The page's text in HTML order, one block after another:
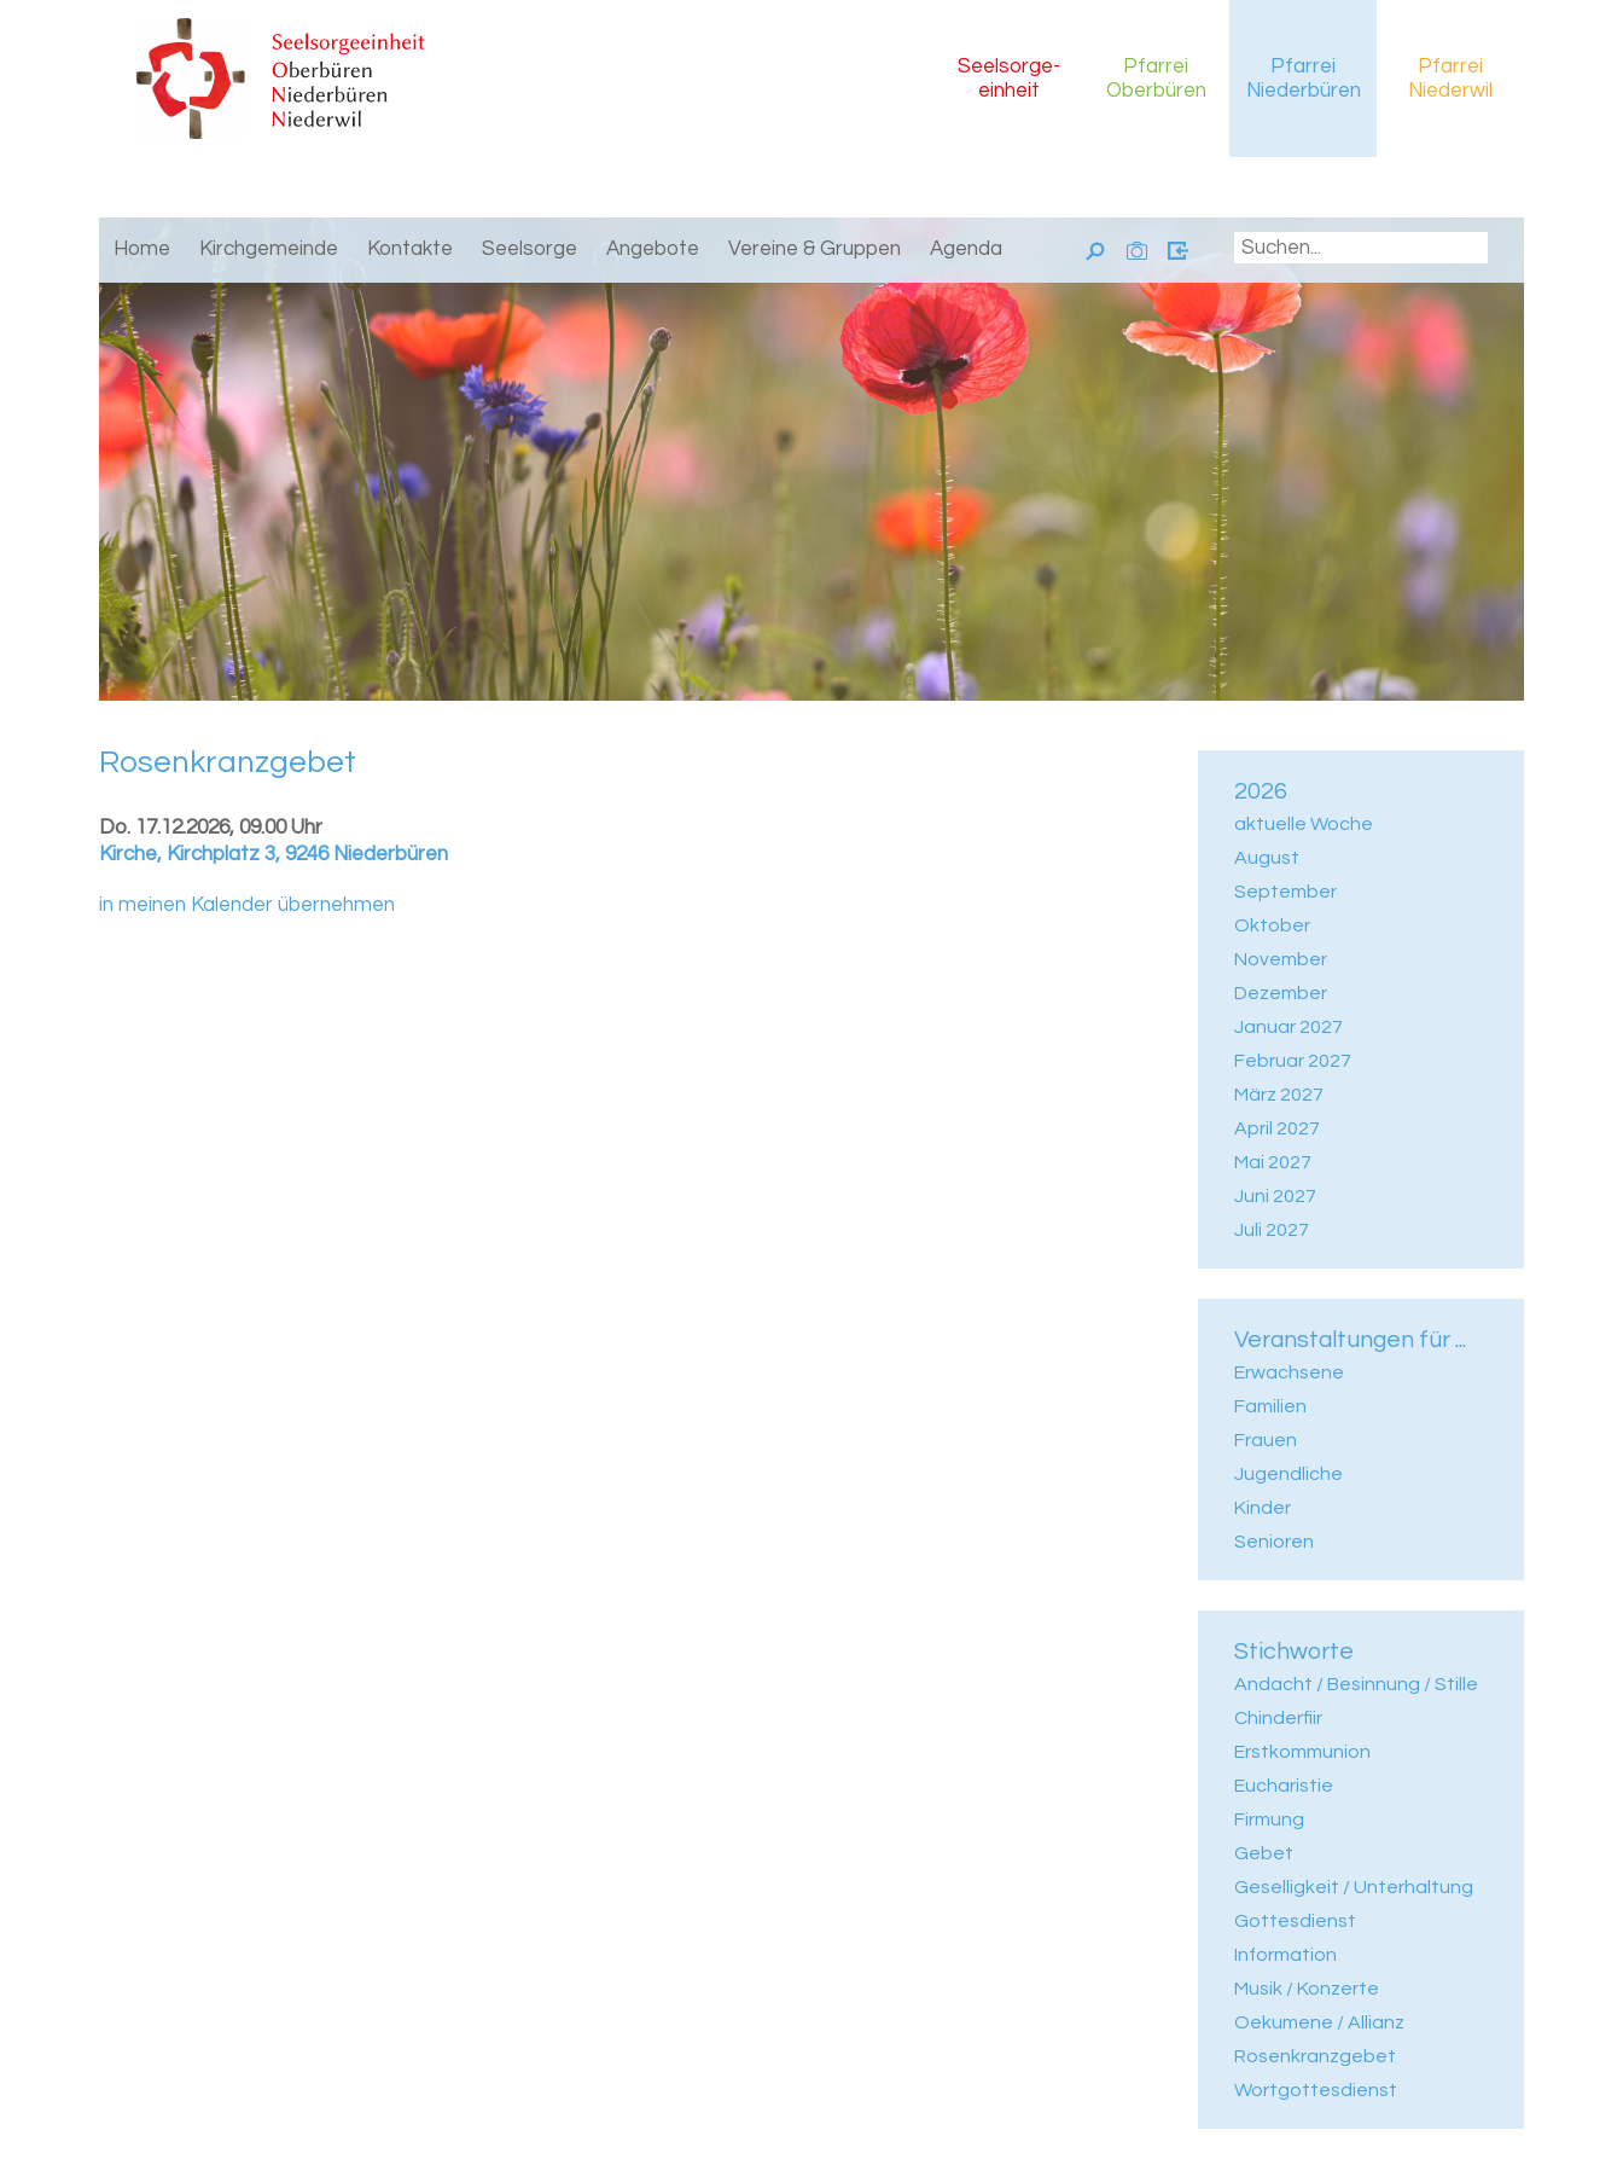
Seelsorge-
einheit
Pfarrei
Oberbüren
Pfarrei
Niederbüren
Pfarrei
Niederwil
Home Kirchgemeinde Kontakte Seelsorge Angebote Vereine & Gruppen Agenda
2026
aktuelle Woche
August
September
Oktober
November
Dezember
Januar 2027
Februar 2027
März 2027
April 2027
Mai 2027
Juni 2027
Juli 2027
Veranstaltungen für ...
Erwachsene
Familien
Frauen
Jugendliche
Kinder
Senioren
Stichworte
Andacht / Besinnung / Stille
Chinderfiir
Erstkommunion
Eucharistie
Firmung
Gebet
Geselligkeit / Unterhaltung
Gottesdienst
Information
Musik / Konzerte
Oekumene / Allianz
Rosenkranzgebet
Wortgottesdienst
Ro­sen­kranz­ge­bet
Do. 17.12.2026, 09.00 Uhr
Kirche, Kirchplatz 3, 9246 Niederbüren
in meinen Kalender übernehmen